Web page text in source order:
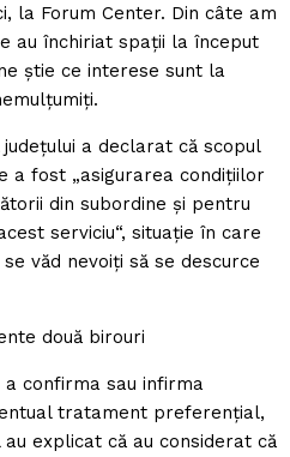
la Forum Center. Din câte am
au închiriat spaţii la început
ştie ce interese sunt la
a declarat că scopul
a fost „asigurarea condiţiilor
din subordine şi pentru
serviciu“, situaţie în care
văd nevoiţi să se descurce
două birouri
confirma sau infirma
tratament preferenţial,
explicat că au considerat că